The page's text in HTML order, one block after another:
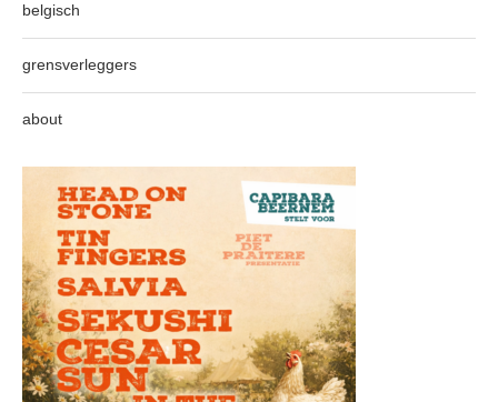
belgisch
grensverleggers
about